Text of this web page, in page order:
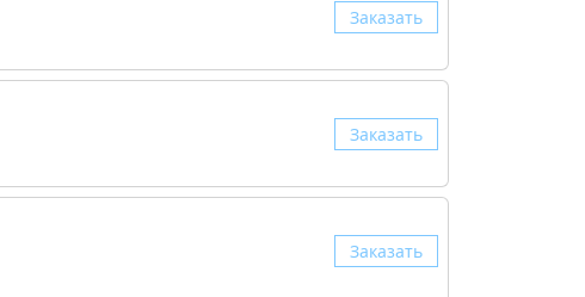
Заказать
Заказать
Заказать